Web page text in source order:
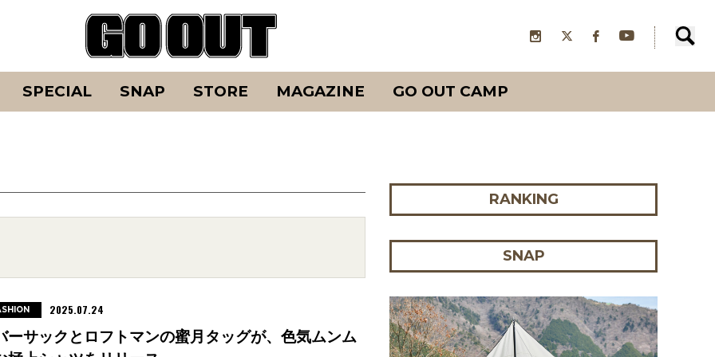
SPECIAL SNAP STORE MAGAZINE GO OUT CAMP
ーサックとロフトマンの蜜月タッグが、色気ムンム
2025.07.24
RANKING
SNAP